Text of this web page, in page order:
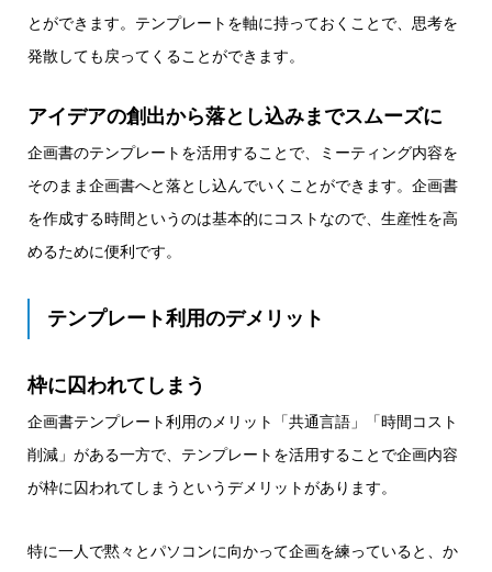
とができます。テンプレートを軸に持っておくことで、思考を
発散しても戻ってくることができます。
アイデアの創出から落とし込みまでスムーズに
企画書のテンプレートを活用することで、ミーティング内容を
そのまま企画書へと落とし込んでいくことができます。企画書
を作成する時間というのは基本的にコストなので、生産性を高
めるために便利です。
テンプレート利用のデメリット
枠に囚われてしまう
企画書テンプレート利用のメリット「共通言語」「時間コスト
削減」がある一方で、テンプレートを活用することで企画内容
が枠に囚われてしまうというデメリットがあります。
特に一人で黙々とパソコンに向かって企画を練っていると、か